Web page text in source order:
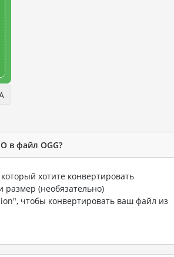
в файл OGG?
который хотите конвертировать
размер (необязательно)
чтобы конвертировать ваш файл из